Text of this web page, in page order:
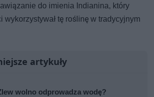
do imienia Indianina, który
wykorzystywał tę roślinę w tradycyjnym
artykuły
wolno odprowadza wodę?